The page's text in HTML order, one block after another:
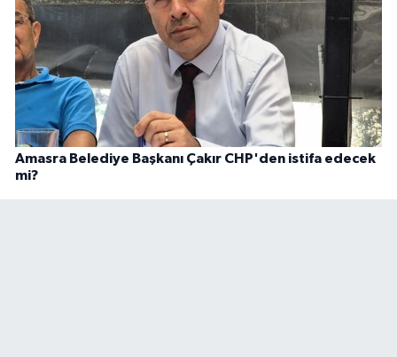
Amasra Belediye Başkanı Çakır CHP'den istifa edecek
mi?